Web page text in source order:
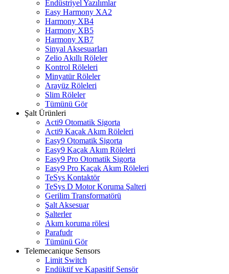
Endüstriyel Yazılımlar
Easy Harmony XA2
Harmony XB4
Harmony XB5
Harmony XB7
Sinyal Aksesuarları
Zelio Akıllı Röleler
Kontrol Röleleri
Minyatür Röleler
Arayüz Röleleri
Slim Röleler
Tümünü Gör
Şalt Ürünleri
Acti9 Otomatik Sigorta
Acti9 Kaçak Akım Röleleri
Easy9 Otomatik Sigorta
Easy9 Kaçak Akım Röleleri
Easy9 Pro Otomatik Sigorta
Easy9 Pro Kaçak Akım Röleleri
TeSys Kontaktör
TeSys D Motor Koruma Şalteri
Gerilim Transformatörü
Şalt Aksesuar
Şalterler
Akım koruma rölesi
Parafudr
Tümünü Gör
Telemecanique Sensors
Limit Switch
Endüktif ve Kapasitif Sensör